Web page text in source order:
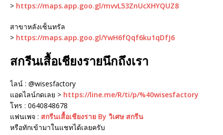
> https://maps.app.goo.gl/mvvL53ZnUcXHYQUZ8
สาขาหลังเซ็นทรัล
> https://maps.app.goo.gl/YwH6fQqf6ku1qDfJ6
สกรีนเสื้อเชียงรายนึกถึงเรา
ไลน์ : @wisesfactory
แอดไลน์กดเลย > https://line.me/R/ti/p/%40wisesfactory
โทร : 0640848678
แฟนเพจ : สกรีนเสื้อเชียงราย By วิเศษ สกรีน
หรือทักเข้ามาในแชทได้เลยครับ